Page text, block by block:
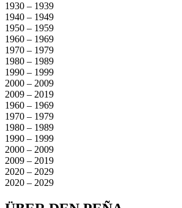
1930 – 1939
1940 – 1949
1950 – 1959
1960 – 1969
1970 – 1979
1980 – 1989
1990 – 1999
2000 – 2009
2009 – 2019
1960 – 1969
1970 – 1979
1980 – 1989
1990 – 1999
2000 – 2009
2009 – 2019
2020 – 2029
2020 – 2029